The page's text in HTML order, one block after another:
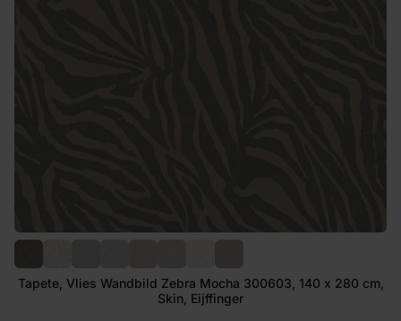
Tapete, Vlies Wandbild Zebra Mocha 300603, 140 x 280 cm,
Skin, Eijffinger